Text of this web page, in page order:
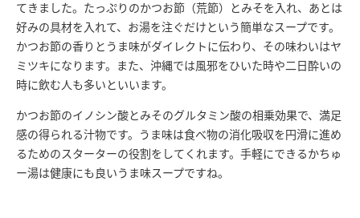
てきました。たっぷりのかつお節（荒節）とみそを入れ、あとは
好みの具材を入れて、お湯を注ぐだけという簡単なスープです。
かつお節の香りとうま味がダイレクトに伝わり、その味わいはヤ
ミツキになります。また、沖縄では風邪をひいた時や二日酔いの
時に飲む人も多いといいます。
かつお節のイノシン酸とみそのグルタミン酸の相乗効果で、満足
感の得られる汁物です。うま味は食べ物の消化吸収を円滑に進め
るためのスターターの役割をしてくれます。手軽にできるかちゅ
ー湯は健康にも良いうま味スープですね。